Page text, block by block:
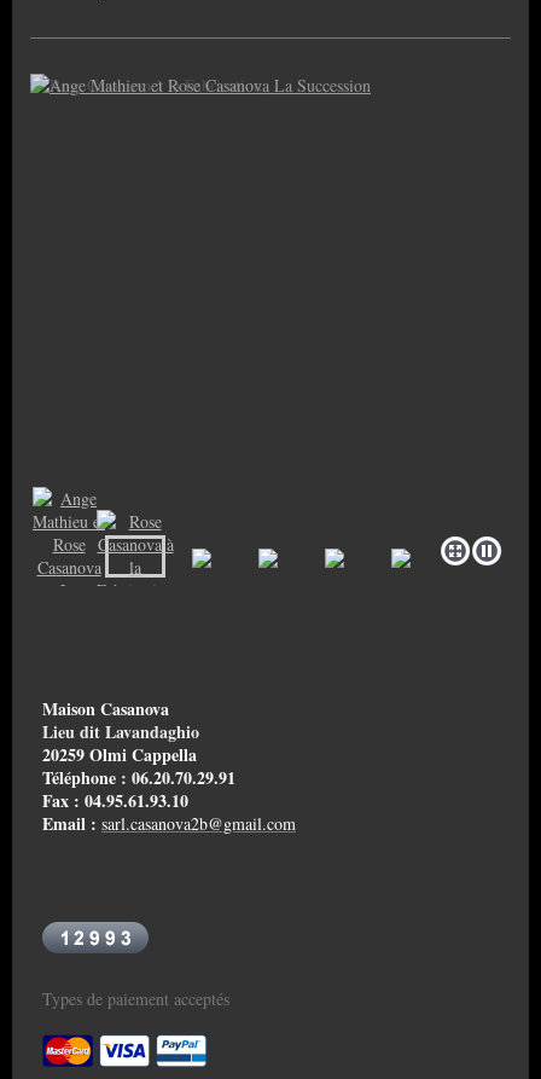
Maison Casanova
Lieu dit Lavandaghio
20259 Olmi Cappella
Téléphone : 06.20.70.29.91
Fax : 04.95.61.93.10
Email : sarl.casanova2b@gmail.com
Types de paiement acceptés